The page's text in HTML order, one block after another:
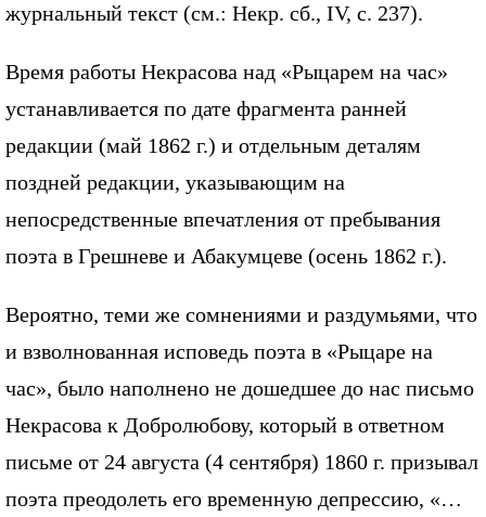
журнальный текст (см.: Некр. сб., IV, с. 237).
Время работы Некрасова над «Рыцарем на час»
устанавливается по дате фрагмента ранней
редакции (май 1862 г.) и отдельным деталям
поздней редакции, указывающим на
непосредственные впечатления от пребывания
поэта в Грешневе и Абакумцеве (осень 1862 г.).
Вероятно, теми же сомнениями и раздумьями, что
и взволнованная исповедь поэта в «Рыцаре на
час», было наполнено не дошедшее до нас письмо
Некрасова к Добролюбову, который в ответном
письме от 24 августа (4 сентября) 1860 г. призывал
поэта преодолеть его временную депрессию, «…